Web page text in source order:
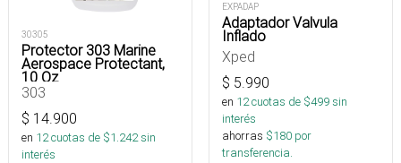
30305
Protector 303 Marine
Aerospace Protectant,
10 Oz
303
$ 14.900
en 12cuotas de $1.242sin
interés
EXPADAP
Adaptador Valvula
Inflado
Xped
$ 5.990
en 12cuotas de $499sin
interés
ahorras $180 por
transferencia.